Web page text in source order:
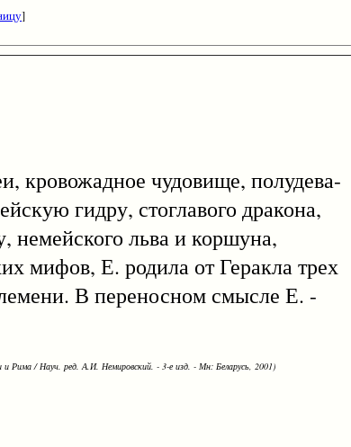
]
кровожадное чудовище, полудева-
гидру, стоглавого дракона,
немейского льва и коршуна,
мифов, Е. родила от Геракла трех
В переносном смысле Е. -
Рима / Науч. ред. А.И. Немировский. - 3-е изд. - Мн: Беларусь, 2001)